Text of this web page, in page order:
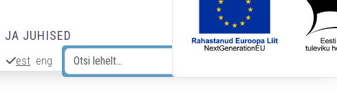
JA JUHISED
est eng